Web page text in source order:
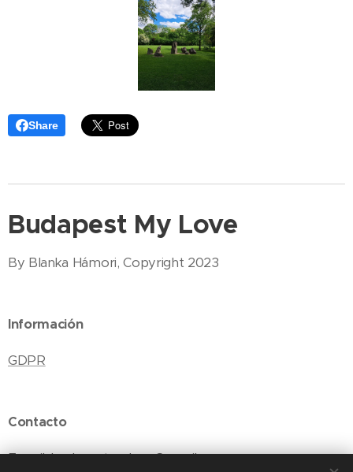
Share
Budapest My Love
By Blanka Hámori, Copyright 2023
Información
GDPR
Contacto
E-mail: budapestmylove@gmail.com